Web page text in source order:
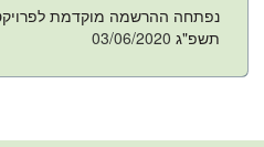
תשפ"ג 03/06/2020